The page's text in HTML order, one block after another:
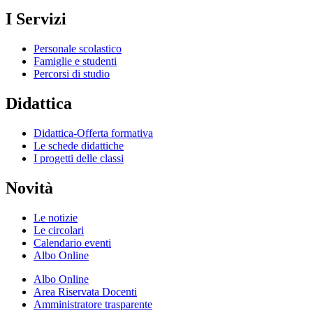
I Servizi
Personale scolastico
Famiglie e studenti
Percorsi di studio
Didattica
Didattica-Offerta formativa
Le schede didattiche
I progetti delle classi
Novità
Le notizie
Le circolari
Calendario eventi
Albo Online
Albo Online
Area Riservata Docenti
Amministratore trasparente